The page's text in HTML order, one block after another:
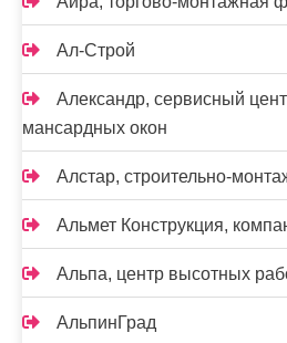
Ал-Строй
Александр, сервисный
мансардных окон
Алстар, строительно-
Альмет Конструкция,
Альпа, центр высотных
АльпинГрад